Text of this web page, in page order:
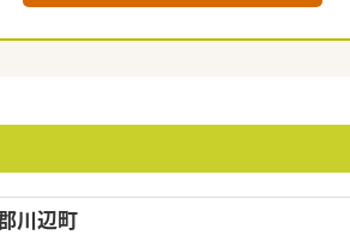
川辺町